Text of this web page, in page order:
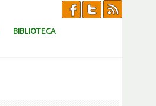
BIBLIOTECA